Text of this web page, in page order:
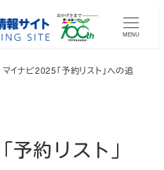
MENU
マイナビ2025「予約リスト」への追
予約リスト」